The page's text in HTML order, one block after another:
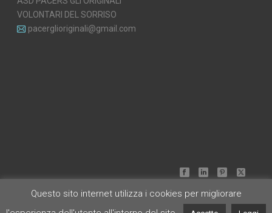
VOLONTARI DEL SORRISO
pacerglioriginali@gmail.com
Questo sito internet utilizza i cookies per migliorare